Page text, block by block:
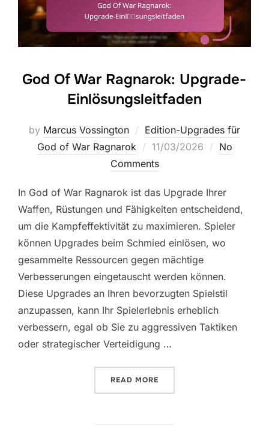
God Of War Ragnarok: Upgrade-
Einlösungsleitfaden
by Marcus Vossington
Edition-Upgrades für
God of War Ragnarok
Posted
on
11/03/2026
No
Comments
In God of War Ragnarok ist das Upgrade Ihrer
Waffen, Rüstungen und Fähigkeiten entscheidend,
um die Kampfeffektivität zu maximieren. Spieler
können Upgrades beim Schmied einlösen, wo
gesammelte Ressourcen gegen mächtige
Verbesserungen eingetauscht werden können.
Diese Upgrades an Ihren bevorzugten Spielstil
anzupassen, kann Ihr Spielerlebnis erheblich
verbessern, egal ob Sie zu aggressiven Taktiken
oder strategischer Verteidigung …
READ MORE